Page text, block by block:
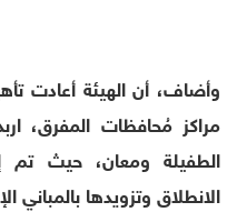
وأضاف، أن الهيئة أعادت
مراكز مُحافظات المفرق،
الطفيلة ومعان، حيث تم
الانطلاق وتزويدها بالمباني